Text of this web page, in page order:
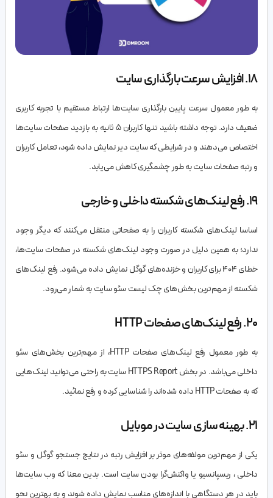
18. افزایش سرعت بارگذاری سایت
به طور معمول سرعت پایین بارگذاری سایت‌ها ارتباط مستقیم با تجربه کاربری
ضعیف دارد. توجه داشته باشید تنها کاربران 5 ثانیه به بازدید صفحات سایت‌ها
اختصاص می‌دهند و در شرایطی که سایت دیر نمایش داده شود، تعامل کاربران
و رتبه صفحات سایت به طور چشمگیری کاهش می‌یابد.
19. رفع لینک‌های شکسته داخلی و خارجی
اساسا لینک‌های شکسته کاربران را به صفحاتی منتقل می‌کنند که دیگر وجود
ندارد؛ به همین دلیل در صورت وجود لینک‌های شکسته در صفحات سایت‌ها،
خطای 404 برای کاربران و خزنده‌های گوگل نمایش داده می‌شود. رفع لینک‌های
شکسته از مهم‌ترین بخش‌های چک لیست سئو سایت به شمار می‌رود.
20. رفع لینک‌های صفحات HTTP
به طور معمول رفع لینک‌های صفحات HTTP، از مهم‌ترین بخش‌های سئو
داخلی می‌باشد. در بخش HTTPS Report سایت به راحتی می‌توانید لینک‌هایی
که به صفحات HTTP داده شده‌اند را شناسایی کرده و رفع نمائید.
21. بهینه سازی سایت در موبایل
یکی از مهم‌تربن مولفه‌های موثر بر افزایش رتبه در نتایج جستجو گوگل و سئو
داخلی ، ریسپانسیو یا واکنش‌گرا بودن سایت است. بدین معنا که وب سایت‌ها
باید در هر دستگاهی با اندازه‌های مناسب نمایش داده شوند و به بهترین نحو